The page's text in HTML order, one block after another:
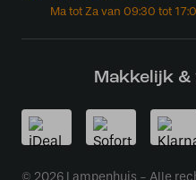
Makkelijk
© 2026 Lampenhuis - Alle